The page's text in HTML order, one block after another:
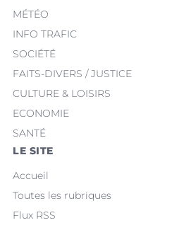
MÉTÉO
INFO TRAFIC
SOCIÉTÉ
FAITS-DIVERS / JUSTICE
CULTURE & LOISIRS
ECONOMIE
SANTÉ
LE SITE
Accueil
Toutes les rubriques
Flux RSS